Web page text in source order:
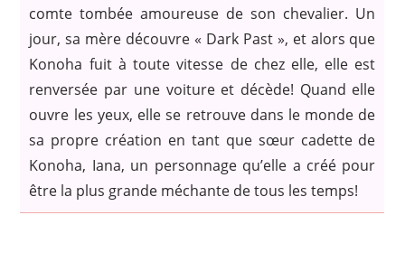
comte tombée amoureuse de son chevalier. Un
jour, sa mère découvre « Dark Past », et alors que
Konoha fuit à toute vitesse de chez elle, elle est
renversée par une voiture et décède! Quand elle
ouvre les yeux, elle se retrouve dans le monde de
sa propre création en tant que sœur cadette de
Konoha, Iana, un personnage qu’elle a créé pour
être la plus grande méchante de tous les temps!